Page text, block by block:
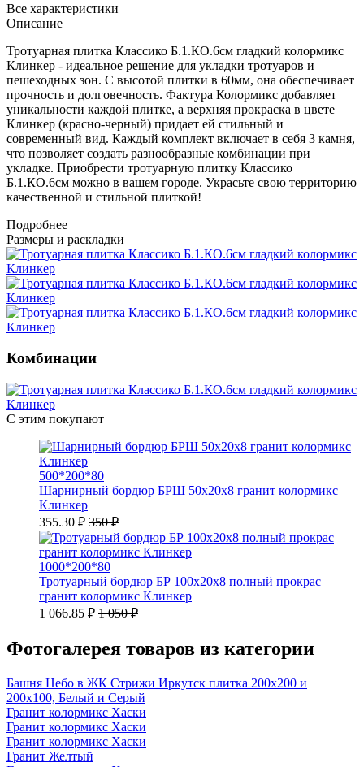
Все характеристики
Описание
Тротуарная плитка Классико Б.1.КО.6см гладкий колормикс
Клинкер - идеальное решение для укладки тротуаров и
пешеходных зон. С высотой плитки в 60мм, она обеспечивает
прочность и долговечность. Фактура Колормикс добавляет
уникальности каждой плитке, а верхняя прокраска в цвете
Клинкер (красно-черный) придает ей стильный и
современный вид. Каждый комплект включает в себя 3 камня,
что позволяет создать разнообразные комбинации при
укладке. Приобрести тротуарную плитку Классико
Б.1.КО.6см можно в вашем городе. Украсьте свою территорию
качественной и стильной плиткой!
Подробнее
Размеры и раскладки
Комбинации
С этим покупают
500*200*80
Шарнирный бордюр БРШ 50х20х8 гранит колормикс
Клинкер
355.30 ₽ 350 ₽
1000*200*80
Тротуарный бордюр БР 100х20х8 полный прокрас
гранит колормикс Клинкер
1 066.85 ₽ 1 050 ₽
Фотогалерея товаров из категории
Башня Небо в ЖК Стрижи Иркутск плитка 200х200 и
200х100, Белый и Серый
Гранит колормикс Хаски
Гранит колормикс Хаски
Гранит колормикс Хаски
Гранит Желтый